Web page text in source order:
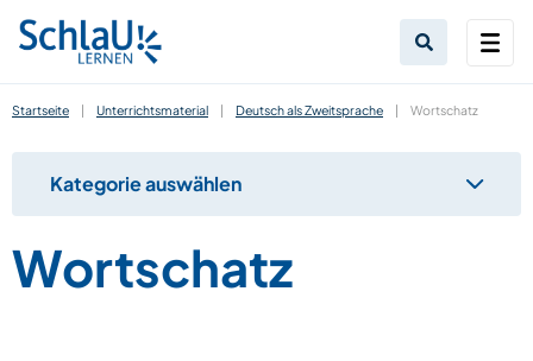
Startseite | Unterrichtsmaterial | Deutsch als Zweitsprache | Wortschatz
Kategorie auswählen
Wortschatz